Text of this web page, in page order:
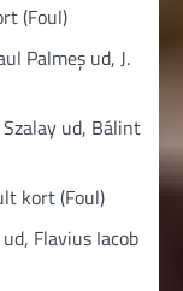
(Foul)
Palmeş ud, J.
ud, Bálint
kort (Foul)
Flavius Iacob